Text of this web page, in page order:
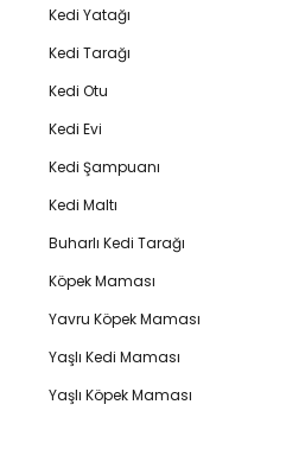
Kedi Yatağı
Kedi Tarağı
Kedi Otu
Kedi Evi
Kedi Şampuanı
Kedi Maltı
Buharlı Kedi Tarağı
Köpek Maması
Yavru Köpek Maması
Yaşlı Kedi Maması
Yaşlı Köpek Maması